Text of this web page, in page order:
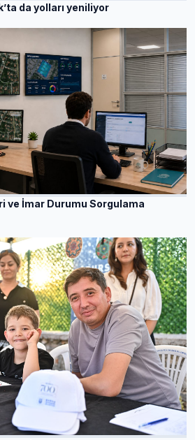
da yolları yeniliyor
ve İmar Durumu Sorgulama